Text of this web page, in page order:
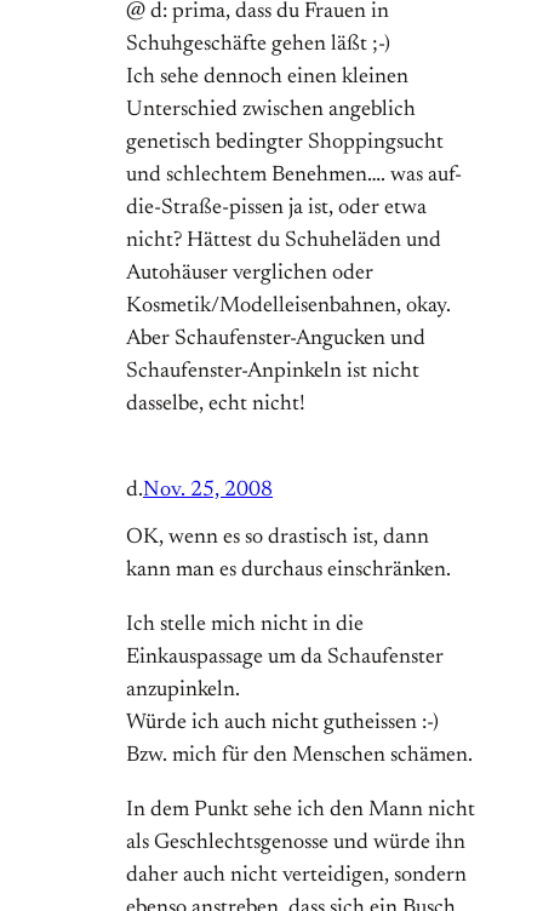
@ d: prima, dass du Frauen in
Schuhgeschäfte gehen läßt ;-)
Ich sehe dennoch einen kleinen
Unterschied zwischen angeblich
genetisch bedingter Shoppingsucht
und schlechtem Benehmen…. was auf-
die-Straße-pissen ja ist, oder etwa
nicht? Hättest du Schuheläden und
Autohäuser verglichen oder
Kosmetik/Modelleisenbahnen, okay.
Aber Schaufenster-Angucken und
Schaufenster-Anpinkeln ist nicht
dasselbe, echt nicht!
d.Nov. 25, 2008
OK, wenn es so drastisch ist, dann
kann man es durchaus einschränken.
Ich stelle mich nicht in die
Einkauspassage um da Schaufenster
anzupinkeln.
Würde ich auch nicht gutheissen :-)
Bzw. mich für den Menschen schämen.
In dem Punkt sehe ich den Mann nicht
als Geschlechtsgenosse und würde ihn
daher auch nicht verteidigen, sondern